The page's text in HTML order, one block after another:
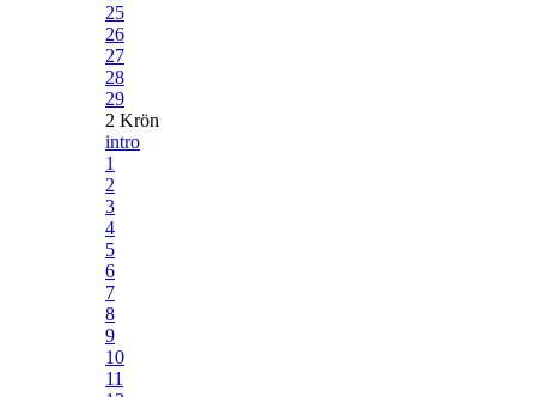
25
26
27
28
29
2 Krön
intro
1
2
3
4
5
6
7
8
9
10
11